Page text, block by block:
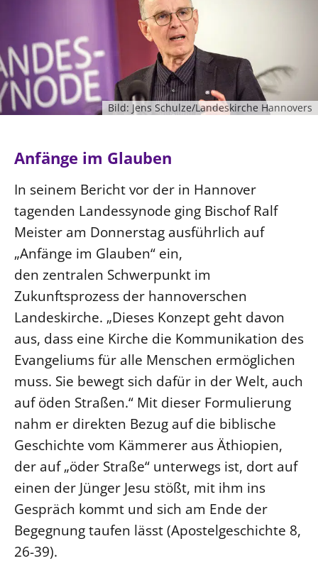
Bild: Jens Schulze/Landeskirche Hannovers
Anfänge im Glauben
In seinem Bericht vor der in Hannover
tagenden Landessynode ging Bischof Ralf
Meister am Donnerstag ausführlich auf
„Anfänge im Glauben“ ein,
den zentralen Schwerpunkt im
Zukunftsprozess der hannoverschen
Landeskirche. „Dieses Konzept geht davon
aus, dass eine Kirche die Kommunikation des
Evangeliums für alle Menschen ermöglichen
muss. Sie bewegt sich dafür in der Welt, auch
auf öden Straßen.“ Mit dieser Formulierung
nahm er direkten Bezug auf die biblische
Geschichte vom Kämmerer aus Äthiopien,
der auf „öder Straße“ unterwegs ist, dort auf
einen der Jünger Jesu stößt, mit ihm ins
Gespräch kommt und sich am Ende der
Begegnung taufen lässt (Apostelgeschichte 8,
26-39).
Kirche und Finanzen
Personalausschuss
LANDESKIRCHENAMT
Willkommen
Abteilungen des Landeskirchenamts
Rechnungsprüfungsamt
Fachstelle Sexualisierte Gewalt
Beschwerdestellen
Kirchenämter
Gleichstellung
Geschäftsstelle Landessynode
LANDESSYNODE
27. Landessynode
Kontakt
Hintergrund
MITARBEIT
Ehrenamt
Beruf
Freie Stellen
BIBLIOTHEK & ARCHIV
Evangelische Kirche
Lutherische Kirche
Glaubensbekenntnis
Positionen
Ökumene
KLIMASCHUTZ
Nachhaltigkeit
Erneuerbare Energien
Gebäude
Datenschutz
Kontakt
Barrierefreiheit
Presse
Suche